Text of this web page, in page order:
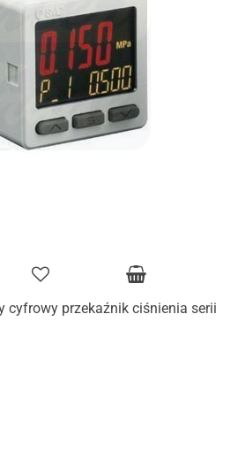
cyfrowy przekaźnik ciśnienia serii